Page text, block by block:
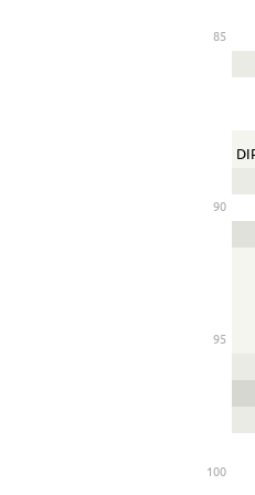
85
90
95
100